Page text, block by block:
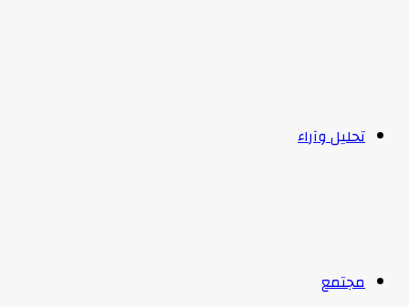
تحليل وآراء
مجتمع